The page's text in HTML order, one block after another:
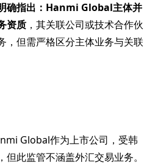
确指出：Hanmi Global主体并
资质 ，其关联公司或技术合作伙
，但需严格区分主体业务与关联
Global作为上市公司，受韩
但此监管不涵盖外汇交易业务。